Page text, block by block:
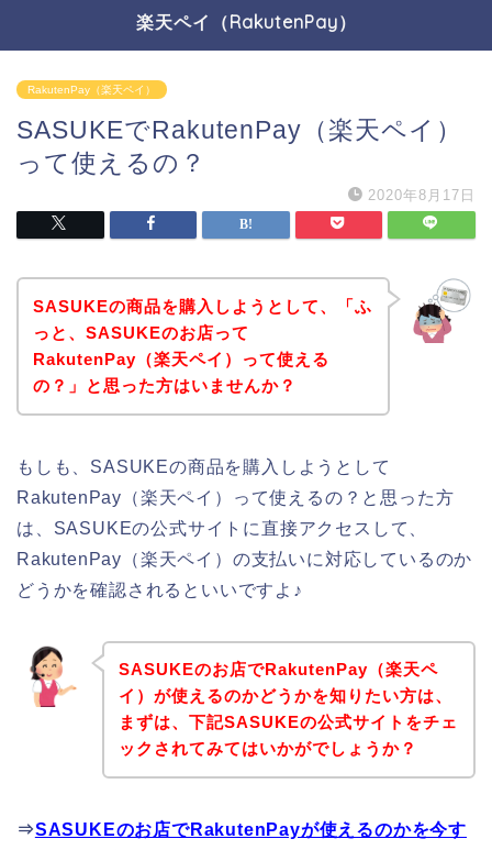
楽天ペイ（RakutenPay）
RakutenPay（楽天ペイ）
SASUKEでRakutenPay（楽天ペイ）
って使えるの？
2020年8月17日
SASUKEの商品を購入しようとして、「ふ
っと、SASUKEのお店って
RakutenPay（楽天ペイ）って使える
の？」と思った方はいませんか？
もしも、SASUKEの商品を購入しようとして
RakutenPay（楽天ペイ）って使えるの？と思った方
は、SASUKEの公式サイトに直接アクセスして、
RakutenPay（楽天ペイ）の支払いに対応しているのか
どうかを確認されるといいですよ♪
SASUKEのお店でRakutenPay（楽天ペ
イ）が使えるのかどうかを知りたい方は、
まずは、下記SASUKEの公式サイトをチェ
ックされてみてはいかがでしょうか？
⇒SASUKEのお店でRakutenPayが使えるのかを今す